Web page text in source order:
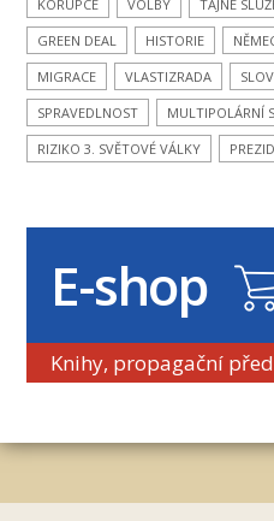
KORUPCE
VOLBY TAJNÉ
GREEN DEAL
HISTORIE
MIGRACE
VLASTIZRADA
SPRAVEDLNOST
MULTIPOLÁRNÍ
RIZIKO 3. SVĚTOVÉ VÁLKY
E-shop
Knihy, propagační